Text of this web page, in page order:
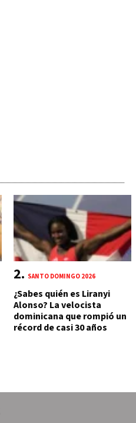
SANTO DOMINGO 2026
¿Sabes quién es Liranyi
Alonso? La velocista
dominicana que rompió un
récord de casi 30 años